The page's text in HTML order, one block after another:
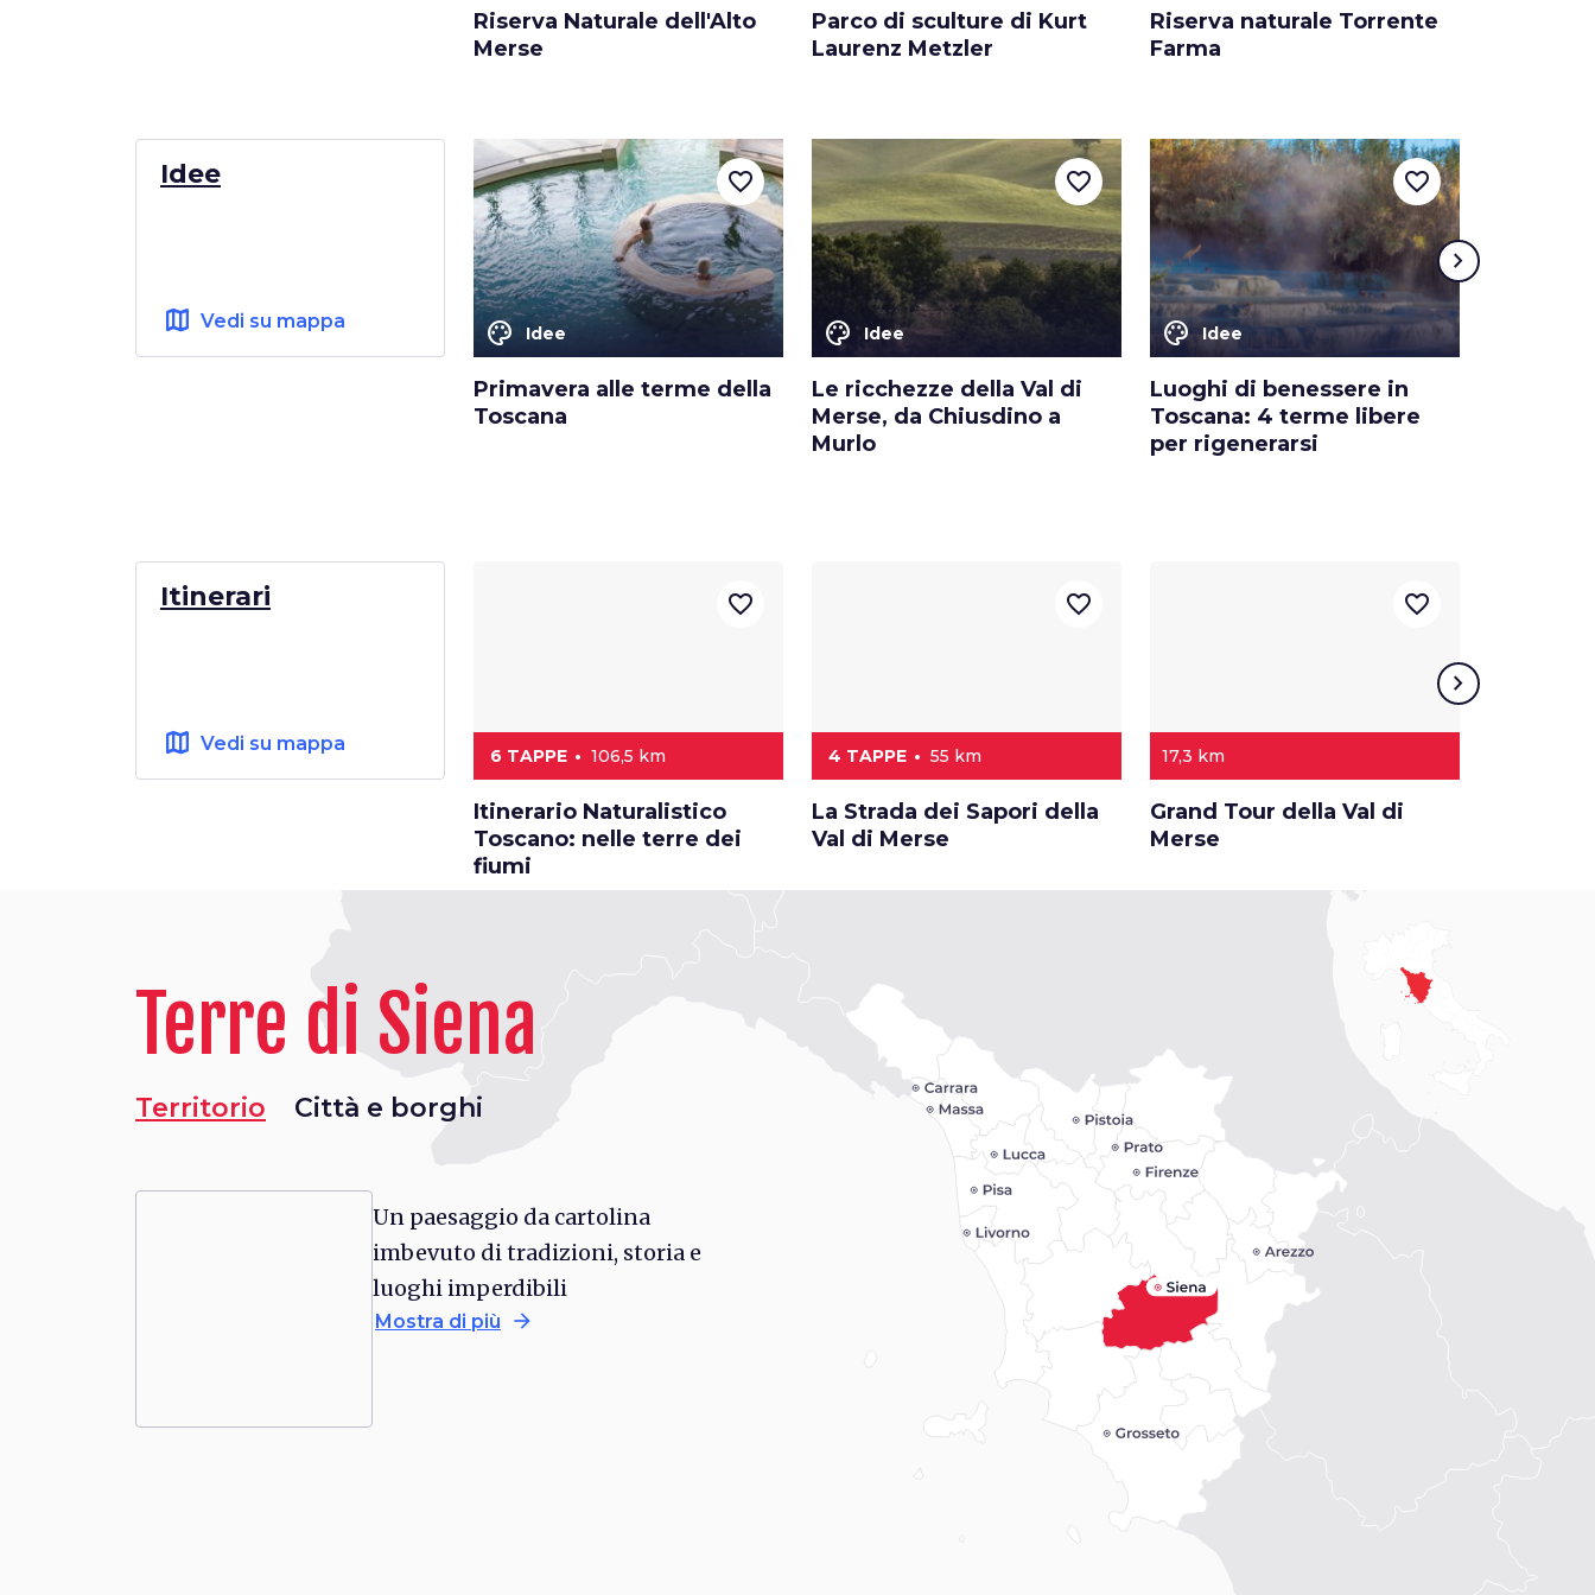
Riserva Naturale dell'Alto
Merse
Parco di sculture di Kurt
Laurenz Metzler
Riserva naturale Torrente
Farma
Idee
map Vedi su mappa color_lens Idee
Primavera alle terme della
Toscana
favorite_border
color_lens Idee
Le ricchezze della Val di
Merse, da Chiusdino a
Murlo
favorite_border
color_lens Idee
Luoghi di benessere in
Toscana: 4 terme libere
per rigenerarsi
favorite_border
chevron_right
Itinerari
map Vedi su mappa
6 TAPPE 106,5 km
Itinerario Naturalistico
Toscano: nelle terre dei
fiumi
favorite_border
4 TAPPE 55 km
La Strada dei Sapori della
Val di Merse
favorite_border
17,3 km
Grand Tour della Val di
Merse
favorite_border
chevron_right
Terre di Siena
Territorio Città e borghi
Un paesaggio da cartolina
imbevuto di tradizioni, storia e
luoghi imperdibili
Mostra di più arrow_forward